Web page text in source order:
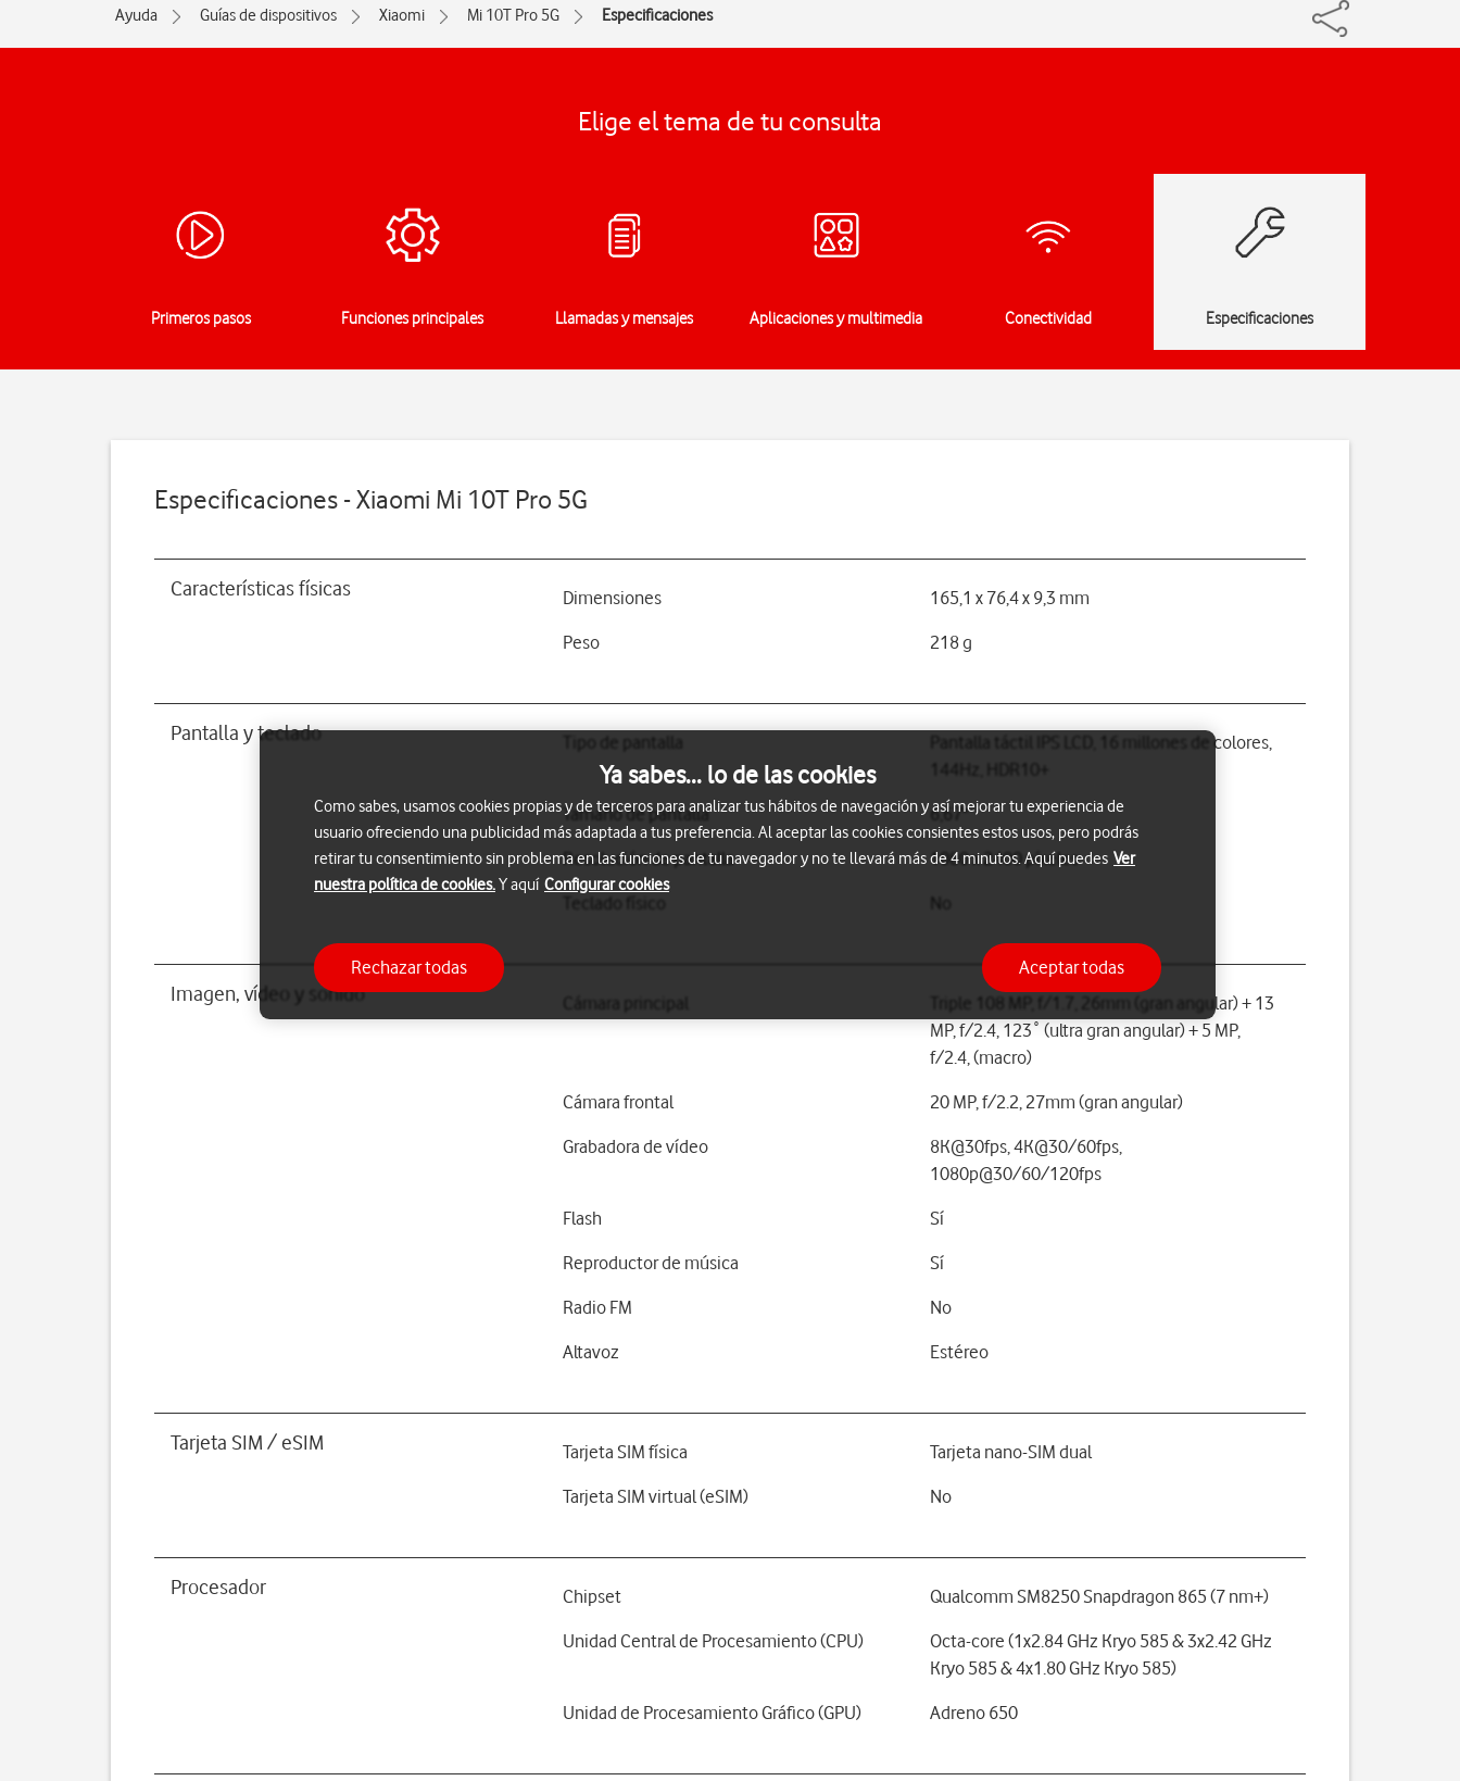
Ayuda Guías de dispositivos Xiaomi Mi 10T Pro 5G Especificaciones
Elige el tema de tu consulta
Primeros pasos Funciones principales Llamadas y mensajes Aplicaciones y multimedia Conectividad Especificaciones
Especificaciones - Xiaomi Mi 10T Pro 5G
Características físicas Dimensiones 165,1 x 76,4 x 9,3 mm
Peso 218 g
Pantalla y teclado
Pantalla táctil IPS LCD, 16 millones de colores,
144Hz, HDR10+
Tamaño de pantalla 6,67"
Resolución de pantalla 1080 x 2400 píxeles
Imagen, vídeo y sonido
Triple 108 MP, f/1.7, 26mm (gran angular) + 13
MP, f/2.4, 123˚ (ultra gran angular) + 5 MP,
f/2.4, (macro)
Cámara frontal 20 MP, f/2.2, 27mm (gran angular)
Grabadora de vídeo
8K@30fps, 4K@30/60fps,
1080p@30/60/120fps
Flash Sí
Reproductor de música Sí
Radio FM No
Altavoz Estéreo
Tarjeta SIM / eSIM Tarjeta SIM física Tarjeta nano-SIM dual
Tarjeta SIM virtual (eSIM) No
Procesador Chipset Qualcomm SM8250 Snapdragon 865 (7 nm+)
Unidad Central de Procesamiento (CPU)
Octa-core (1x2.84 GHz Kryo 585 & 3x2.42 GHz
Kryo 585 & 4x1.80 GHz Kryo 585)
Unidad de Procesamiento Gráfico (GPU) Adreno 650
Ya sabes... lo de las cookies
Como sabes, usamos cookies propias y de terceros para analizar tus hábitos de navegación y así mejorar tu experiencia de
usuario ofreciendo una publicidad más adaptada a tus preferencia. Al aceptar las cookies consientes estos usos, pero podrás
retirar tu consentimiento sin problema en las funciones de tu navegador y no te llevará más de 4 minutos. Aquí puedes Ver
nuestra política de cookies.Y aquí Configurar cookies
Rechazar todas Aceptar todas